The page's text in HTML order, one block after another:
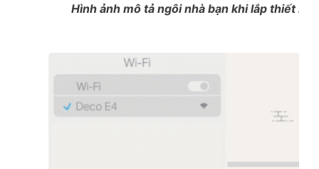
Hình ảnh mô tả ngôi nhà bạn khi lắp thiết bị